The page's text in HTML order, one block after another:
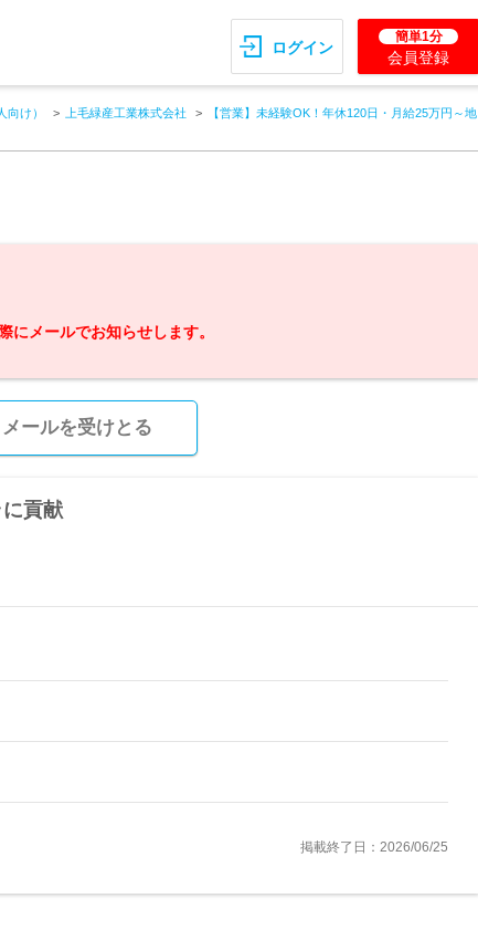
ログイン
簡単1分
会員登録
向け） 上毛緑産工業株式会社
【営業】未経験OK！年休120日・月給25万円～地
にメールでお知らせします。
ールを受けとる
貢献
掲載終了日：2026/06/25